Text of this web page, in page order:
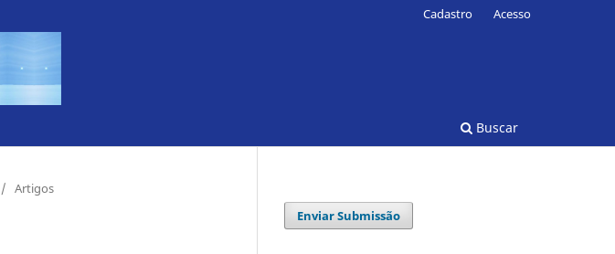
Buscar
Cadastro Acesso
/ Artigos
Enviar Submissão